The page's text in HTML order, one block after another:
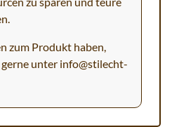
zum Produkt haben,
unter info@stilecht-